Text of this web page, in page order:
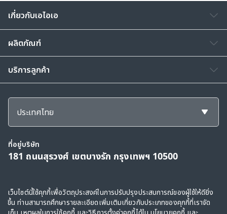
เกี่ยวกับเอไอเอ
ผลิตภัณฑ์
บริการลูกค้า
ประเทศไทย
ที่อยู่บริษัท
181 ถนนสุรวงศ์ เขตบางรัก กรุงเทพฯ 10500
สงวนลิขสิทธิ์ © 2568, กลุ่มบริษัทเอไอเอ และบริษัทในเครือ ขอสงวนสิทธิ์ทั้งหมดตาม
กฎหมาย
เว็บไซต์นี้ใช้คุกกี้เพื่อวัตถุประสงค์ในการปรับปรุงประสบการณ์ของผู้ใช้ให้ดียิ่ง
ขึ้น ท่านสามารถศึกษารายละเอียดเพิ่มเติมเกี่ยวกับประเภทของคุกกี้ที่เราจัด